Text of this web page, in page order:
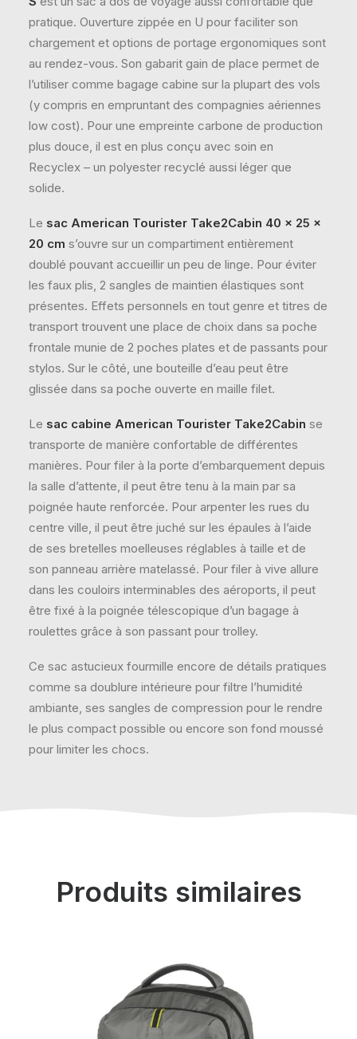
pratique. Ouverture zippée en U pour faciliter son
chargement et options de portage ergonomiques sont
au rendez-vous. Son gabarit gain de place permet de
l’utiliser comme bagage cabine sur la plupart des vols
(y compris en empruntant des compagnies aériennes
low cost). Pour une empreinte carbone de production
plus douce, il est en plus conçu avec soin en
Recyclex – un polyester recyclé aussi léger que
solide.
Le sac American Tourister Take2Cabin 40 x 25 x
20 cm s’ouvre sur un compartiment entièrement
doublé pouvant accueillir un peu de linge. Pour éviter
les faux plis, 2 sangles de maintien élastiques sont
présentes. Effets personnels en tout genre et titres de
transport trouvent une place de choix dans sa poche
frontale munie de 2 poches plates et de passants pour
stylos. Sur le côté, une bouteille d’eau peut être
glissée dans sa poche ouverte en maille filet.
Le sac cabine American Tourister Take2Cabin se
transporte de manière confortable de différentes
manières. Pour filer à la porte d’embarquement depuis
la salle d’attente, il peut être tenu à la main par sa
poignée haute renforcée. Pour arpenter les rues du
centre ville, il peut être juché sur les épaules à l’aide
de ses bretelles moelleuses réglables à taille et de
son panneau arrière matelassé. Pour filer à vive allure
dans les couloirs interminables des aéroports, il peut
être fixé à la poignée télescopique d’un bagage à
roulettes grâce à son passant pour trolley.
Ce sac astucieux fourmille encore de détails pratiques
comme sa doublure intérieure pour filtre l’humidité
ambiante, ses sangles de compression pour le rendre
le plus compact possible ou encore son fond moussé
pour limiter les chocs.
Produits similaires